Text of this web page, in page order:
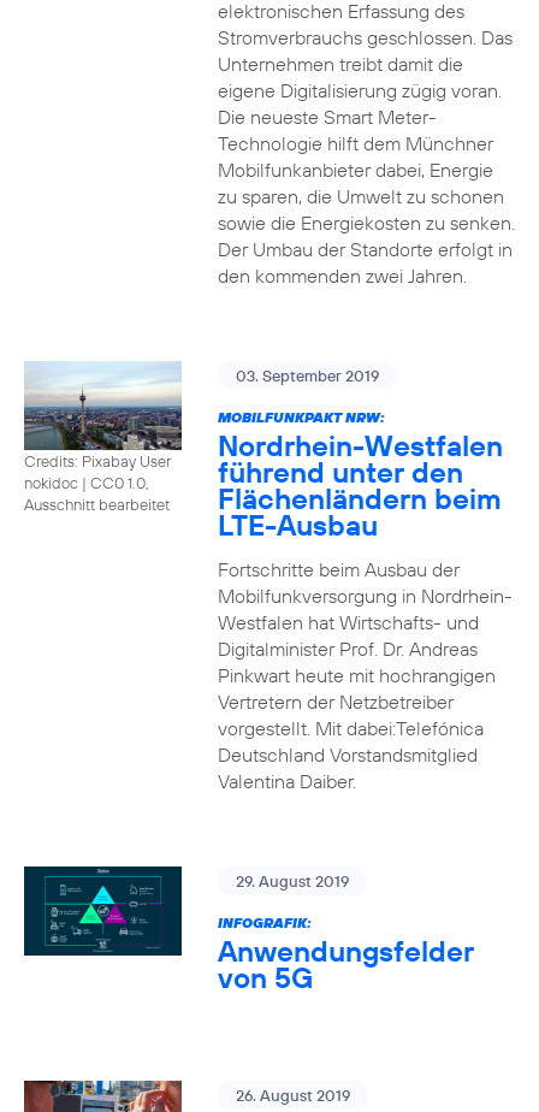
elektronischen Erfassung des
Stromverbrauchs geschlossen. Das
Unternehmen treibt damit die
eigene Digitalisierung zügig voran.
Die neueste Smart Meter-
Technologie hilft dem Münchner
Mobilfunkanbieter dabei, Energie
zu sparen, die Umwelt zu schonen
sowie die Energiekosten zu senken.
Der Umbau der Standorte erfolgt in
den kommenden zwei Jahren.
Credits: Pixabay User
nokidoc | CC0 1.0,
Ausschnitt bearbeitet
03. September 2019
MOBILFUNKPAKT NRW:
Nordrhein-Westfalen
führend unter den
Flächenländern beim
LTE-Ausbau
Fortschritte beim Ausbau der
Mobilfunkversorgung in Nordrhein-
Westfalen hat Wirtschafts- und
Digitalminister Prof. Dr. Andreas
Pinkwart heute mit hochrangigen
Vertretern der Netzbetreiber
vorgestellt. Mit dabei:Telefónica
Deutschland Vorstandsmitglied
Valentina Daiber.
29. August 2019
INFOGRAFIK:
Anwendungsfelder
von 5G
26. August 2019